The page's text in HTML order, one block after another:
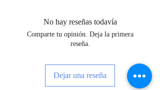
No hay reseñas todavía
Comparte tu opinión. Deja la primera
reseña.
Dejar una reseña